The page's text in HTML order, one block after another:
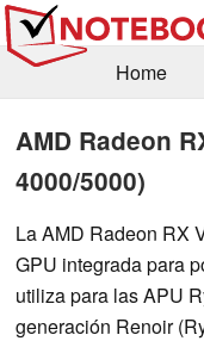
Home
Orientación para la
Contacto
AMD Radeon
4000/5000)
La AMD Radeon RX
GPU integrada para
utiliza para las APU
generación Renoir